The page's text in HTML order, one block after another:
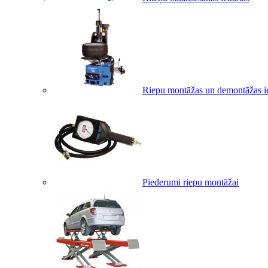
Riepu montāžas un demontāžas
Piederumi riepu montāžai